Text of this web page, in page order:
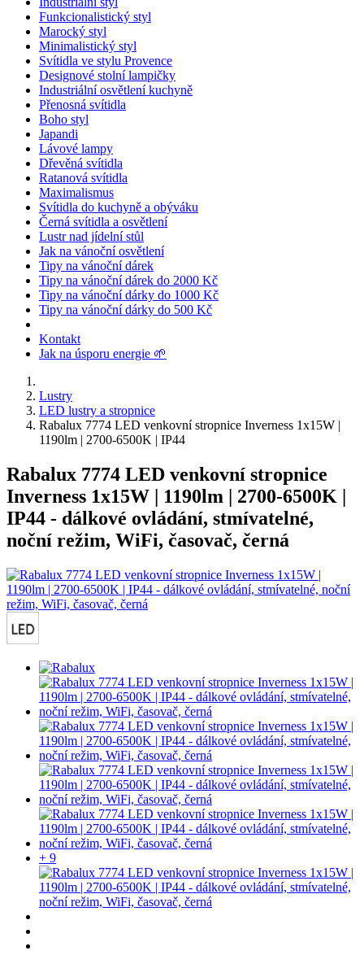
Funkcionalistický styl
Marocký styl
Minimalistický styl
Svítidla ve stylu Provence
Designové stolní lampičky
Industriální osvětlení kuchyně
Přenosná svítidla
Boho styl
Japandi
Lávové lampy
Dřevěná svítidla
Ratanová svítidla
Maximalismus
Svítidla do kuchyně a obýváku
Černá svítidla a osvětlení
Lustr nad jídelní stůl
Jak na vánoční osvětlení
Tipy na vánoční dárek
Tipy na vánoční dárek do 2000 Kč
Tipy na vánoční dárky do 1000 Kč
Tipy na vánoční dárky do 500 Kč
Kontakt
Jak na úsporu energie 🌱
Lustry
LED lustry a stropnice
Rabalux 7774 LED venkovní stropnice Inverness 1x15W |
1190lm | 2700-6500K | IP44
Rabalux 7774 LED venkovní stropnice
Inverness 1x15W | 1190lm | 2700-6500K |
IP44 - dálkové ovládání, stmívatelné,
noční režim, WiFi, časovač, černá
+ 9